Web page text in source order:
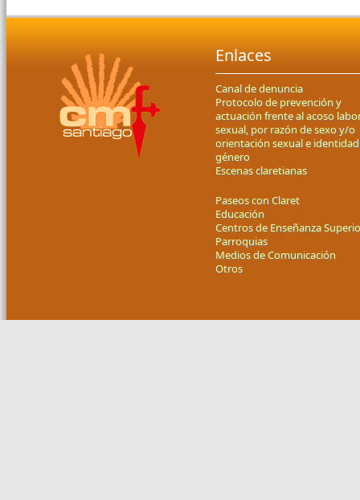
Enlaces
Canal de denuncia
Protocolo de prevención y
actuación frente al acoso
sexual, por razón de sexo y/o
orientación sexual e
género
Escenas claretianas
Paseos con Claret
Educación
Centros de Enseñanza
Parroquias
Medios de Comunicación
Otros